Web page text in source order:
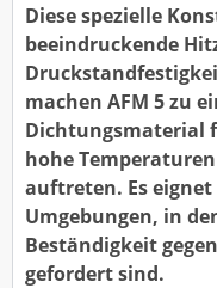
Diese spezielle
beeindruckende
machen AFM 5 zu
Dichtungsmaterial
hohe
auftreten. Es
Umgebungen, in
Beständigkeit
gefordert sind.